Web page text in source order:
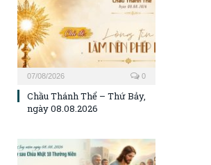
07/08/2026 0
Chầu Thánh Thể – Thứ Bảy,
ngày 08.08.2026